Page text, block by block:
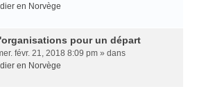
en Norvège
pour un départ
févr. 21, 2018 8:09 pm » dans
en Norvège